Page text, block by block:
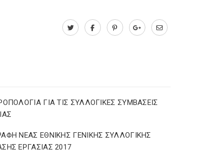
ΓΙΑ ΤΙΣ ΣΥΛΛΟΓΙΚΕΣ ΣΥΜΒΑΣΕΙΣ
ΝΕΑΣ ΕΘΝΙΚΗΣ ΓΕΝΙΚΗΣ ΣΥΛΛΟΓΙΚΗΣ
ΕΡΓΑΣΙΑΣ 2017